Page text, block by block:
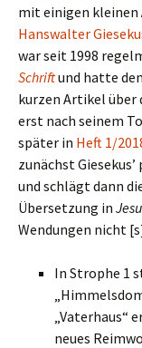
mit einigen kleinen
Hanswalter
war seit 1998
Schriftund hatte
kurzen Artikel über
erst nach seinem
später in Heft 1/
zunächst
und schlägt dann
Übersetzung in
Wendungen nicht
In Strophe 1
„Vaterhaus“
neues